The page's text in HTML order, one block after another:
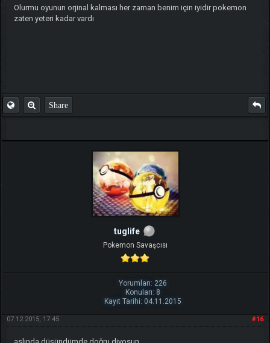
Olurmu oyunun orjinal kalması her zaman benim için iyidir pokemon
zaten yeteri kadar vardı
Share
tuglife
Pokemon Savaşcısı
Yorumları: 226
Konuları: 8
Kayıt Tarihi: 04.11.2015
#16
07.12.2015, 17:45